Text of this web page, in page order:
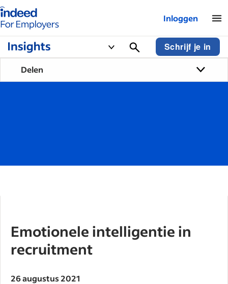
van Indeed - Voor werkgevers
Inloggen
Schrijf je in
Delen
Emotionele intelligentie in
recruitment
26 augustus 2021